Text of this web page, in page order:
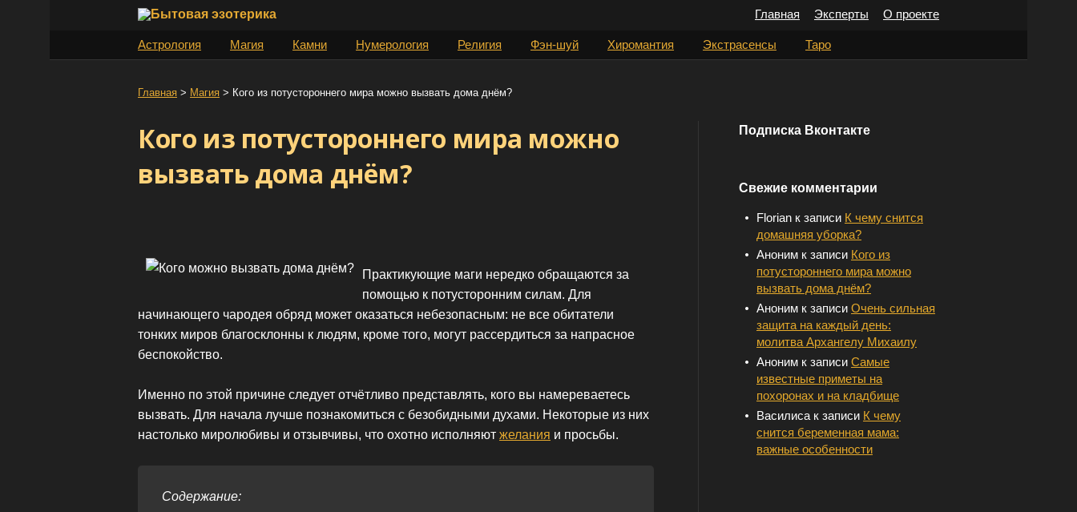
Главная Эксперты О проекте
Астрология Магия Камни Нумерология Религия Фэн-шуй Хиромантия Экстрасенсы Таро
Главная > Магия > Кого из потустороннего мира можно вызвать дома днём?
Кого из потустороннего мира можно
вызвать дома днём?
Практикующие маги нередко обращаются за
помощью к потусторонним силам. Для
начинающего чародея обряд может оказаться небезопасным: не все обитатели
тонких миров благосклонны к людям, кроме того, могут рассердиться за напрасное
беспокойство.
Именно по этой причине следует отчётливо представлять, кого вы намереваетесь
вызвать. Для начала лучше познакомиться с безобидными духами. Некоторые из них
настолько миролюбивы и отзывчивы, что охотно исполняют желания и просьбы.
Содержание:
Подписка Вконтакте
Свежие комментарии
Florian к записи К чему снится
домашняя уборка?
Аноним к записи Кого из
потустороннего мира можно
вызвать дома днём?
Аноним к записи Очень сильная
защита на каждый день:
молитва Архангелу Михаилу
Аноним к записи Самые
известные приметы на
похоронах и на кладбище
Василиса к записи К чему
снится беременная мама:
важные особенности